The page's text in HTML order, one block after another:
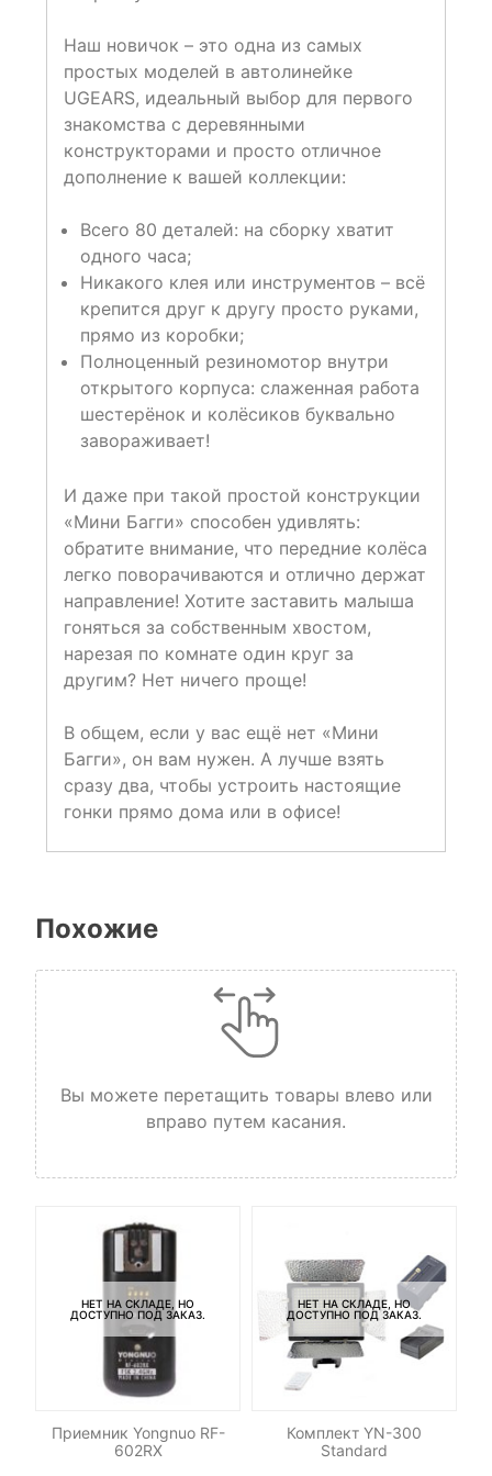
Наш новичок – это одна из самых
простых моделей в автолинейке
UGEARS, идеальный выбор для первого
знакомства с деревянными
конструкторами и просто отличное
дополнение к вашей коллекции:
Всего 80 деталей: на сборку хватит
одного часа;
Никакого клея или инструментов – всё
крепится друг к другу просто руками,
прямо из коробки;
Полноценный резиномотор внутри
открытого корпуса: слаженная работа
шестерёнок и колёсиков буквально
завораживает!
И даже при такой простой конструкции
«Мини Багги» способен удивлять:
обратите внимание, что передние колёса
легко поворачиваются и отлично держат
направление! Хотите заставить малыша
гоняться за собственным хвостом,
нарезая по комнате один круг за
другим? Нет ничего проще!
В общем, если у вас ещё нет «Мини
Багги», он вам нужен. А лучше взять
сразу два, чтобы устроить настоящие
гонки прямо дома или в офисе!
Похожие
Вы можете перетащить товары влево или
вправо путем касания.
НЕТ НА СКЛАДЕ, НО
ДОСТУПНО ПОД ЗАКАЗ.
Приемник Yongnuo RF-
602RX
НЕТ НА СКЛАДЕ, НО
ДОСТУПНО ПОД ЗАКАЗ.
Комплект YN-300
Standard